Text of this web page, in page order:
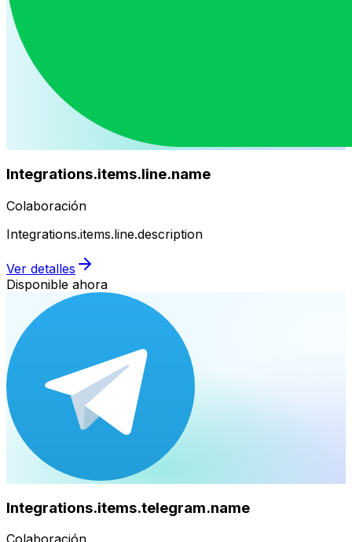
Integrations.items.line.name
Colaboración
Integrations.items.line.description
Ver detalles
Disponible ahora
Integrations.items.telegram.name